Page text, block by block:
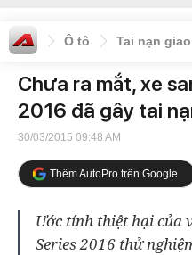
Ô tô Tai nạn
Chưa ra mắt, xe
2016 đã gây tai
30/03/2015 09:48 AM
Thêm AutoPro trên Google
Ước tính thiệt hại của
Series 2016 thử